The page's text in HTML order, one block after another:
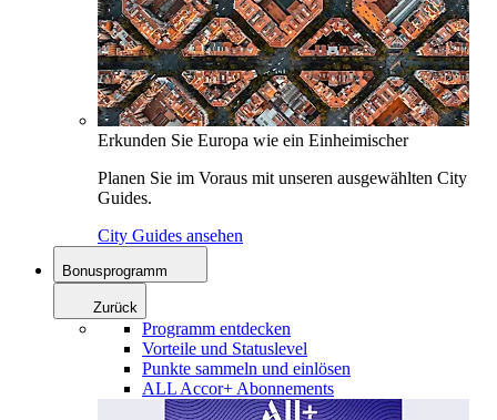
Erkunden Sie Europa wie ein Einheimischer
Planen Sie im Voraus mit unseren ausgewählten City
Guides.
City Guides ansehen
Bonusprogramm
Zurück
Programm entdecken
Vorteile und Statuslevel
Punkte sammeln und einlösen
ALL Accor+ Abonnements